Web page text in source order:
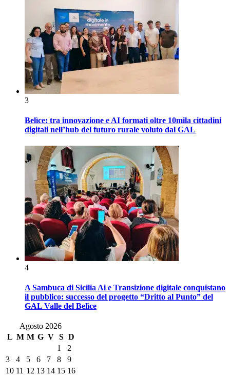
3
Belìce: tra innovazione e AI formati oltre 10mila cittadini
digitali nell’hub del futuro rurale voluto dal GAL
4
A Sambuca di Sicilia Ai e Transizione digitale conquistano
il pubblico: successo del progetto “Dritto al Punto” del
GAL Valle del Belìce
Agosto 2026
L M M G V S D
1
2
3
4 5 6 7 8
9
10 11 12 13 14 15 16